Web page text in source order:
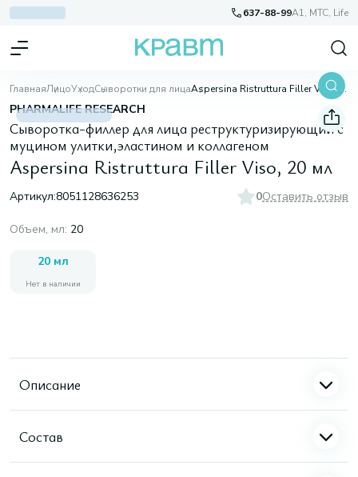
637-88-99A1, МТС, Life
ГлавнаяЛицоУходСыворотки для лица Aspersina Ristruttura Filler Viso, 20 мл
PHARMALIFE RESEARCH
Сыворотка-филлер для лица реструктуризирующий с
муцином улитки,эластином и коллагеном
Aspersina Ristruttura Filler Viso, 20 мл
Артикул:8051128636253 0Оставить отзыв
Объем, мл: 20
20 мл
Нет в наличии
Описание
Состав